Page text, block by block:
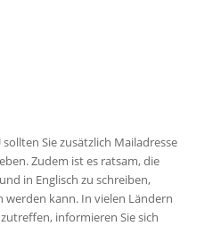
Sie zusätzlich Mailadresse
Zudem ist es ratsam, die
in Englisch zu schreiben,
kann. In vielen Ländern
informieren Sie sich